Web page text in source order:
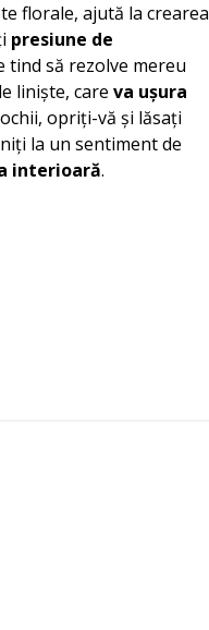
florale, ajută la crearea
presiune de
să rezolve mereu
liniște, care va ușura
opriți-vă și lăsați
la un sentiment de
interioară.